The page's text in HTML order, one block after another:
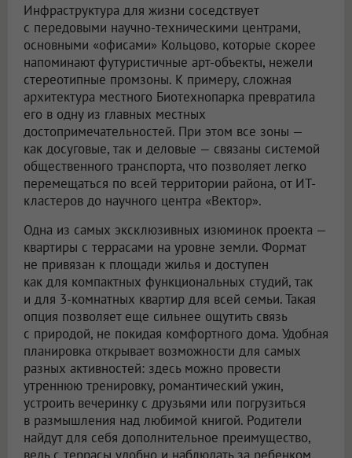
Инфраструктура для жизни соседствует
с передовыми научно-техническими центрами,
основными «офисами» Кольцово, которые скорее
напоминают футуристичные арт-объекты, нежели
стереотипные промзоны. К примеру, сложная
архитектура местного Биотехнопарка превратила
его в одну из главных местных
достопримечательностей. При этом все зоны —
как досуговые, так и деловые — связаны системой
общественного транспорта, что позволяет легко
перемещаться по всей территории района, от ИТ-
кластеров до научного центра «Вектор».
Одна из самых эксклюзивных изюминок проекта —
квартиры с террасами на уровне земли. Формат
не привязан к площади жилья и доступен
как для компактных функциональных студий, так
и для 3-комнатных квартир для всей семьи. Такая
опция позволяет еще сильнее ощутить связь
с природой, не покидая комфортного дома. Удобная
планировка открывает возможности для самых
разных активностей: здесь можно провести
утреннюю тренировку, романтический ужин,
устроить вечеринку с друзьями или погрузиться
в размышления над любимой книгой. Родители
найдут для себя дополнительное преимущество,